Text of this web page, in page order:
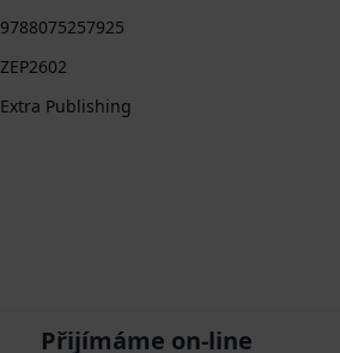
9788075257925
ZEP2602
Extra Publishing
Přijímáme on-line